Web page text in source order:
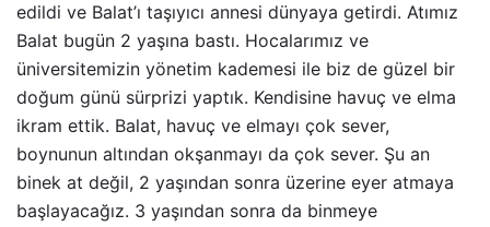
edildi ve Balat’ı taşıyıcı annesi dünyaya getirdi. Atımız
Balat bugün 2 yaşına bastı. Hocalarımız ve
üniversitemizin yönetim kademesi ile biz de güzel bir
doğum günü sürprizi yaptık. Kendisine havuç ve elma
ikram ettik. Balat, havuç ve elmayı çok sever,
boynunun altından okşanmayı da çok sever. Şu an
binek at değil, 2 yaşından sonra üzerine eyer atmaya
başlayacağız. 3 yaşından sonra da binmeye